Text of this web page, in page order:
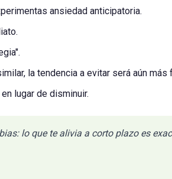
ansiedad anticipatoria.
la tendencia a evitar será aún más
lugar de disminuir.
lo que te alivia a corto plazo es